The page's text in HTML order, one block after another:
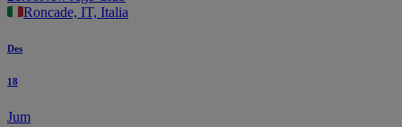
Roncade, IT, Italia
Des
18
Jum